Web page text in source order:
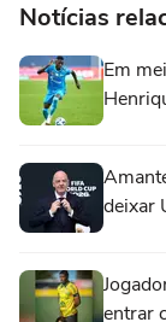
Notícias
Em
deixar
entrar